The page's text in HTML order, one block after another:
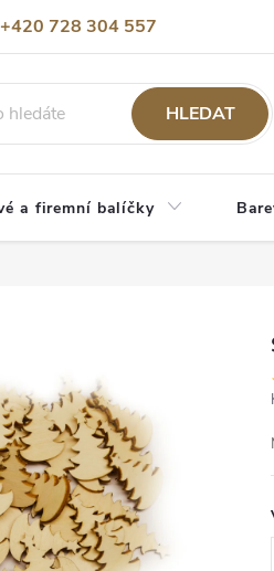
+420 728 304 557
HLEDAT
a firemní balíčky